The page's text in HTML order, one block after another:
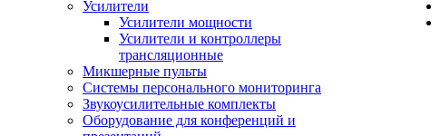
Усилители
Усилители мощности
Усилители и контроллеры
трансляционные
Микшерные пульты
Системы персонального мониторинга
Звукоусилительные комплекты
Оборудование для конференций и